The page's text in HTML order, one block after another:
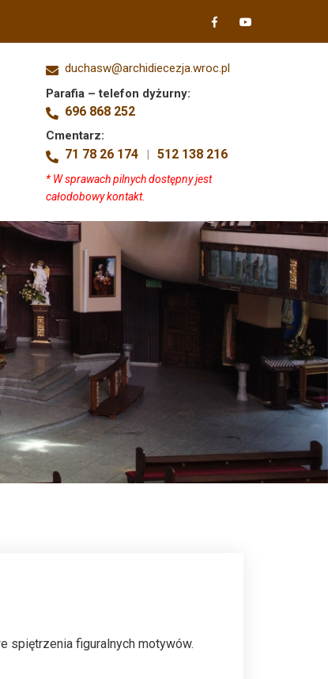
duchasw@archidiecezja.wroc.pl
Parafia – telefon dyżurny:
696 868 252
Cmentarz:
71 78 26 174 | 512 138 216
* W sprawach pilnych dostępny jest
całodobowy kontakt.
spiętrzenia figuralnych motywów.